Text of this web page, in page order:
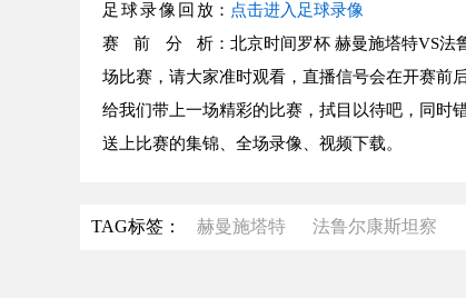
足球录像回放 ： 点击进入足球录像
赛前分析 ：北京时间罗杯 赫曼施塔特VS法
场比赛，请大家准时观看，直播信号会在开赛前
给我们带上一场精彩的比赛，拭目以待吧，同时
送上比赛的集锦、全场录像、视频下载。
TAG标签： 赫曼施塔特 法鲁尔康斯坦察